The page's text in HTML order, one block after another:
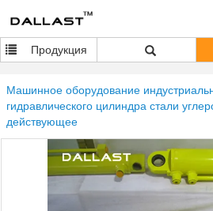
Продукция
Машинное оборудование
гидравлического цилиндра стали
действующее